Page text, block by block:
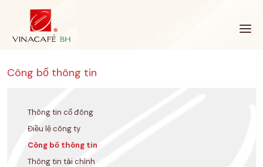
Công bố thông tin
Thông tin cổ đông
Điều lệ công ty
Công bố thông tin
Thông tin tài chính